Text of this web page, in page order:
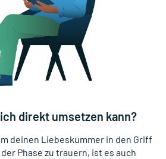
direkt umsetzen kann?
deinen Liebeskummer in den Griff
Phase zu trauern, ist es auch